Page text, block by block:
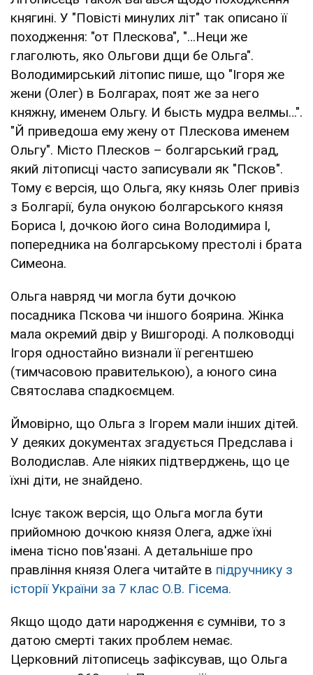
княгині. У "Повісті минулих літ" так описано її
походження: "от Плескова", "…Неци же
глаголють, яко Ольгови дщи бе Ольга".
Володимирський літопис пише, що "Ігоря же
жени (Олег) в Болгарах, поят же за него
княжну, именем Ольгу. И бысть мудра велмы…".
"Й приведоша ему жену от Плескова именем
Ольгу". Місто Плесков – болгарський град,
який літописці часто записували як "Псков".
Тому є версія, що Ольга, яку князь Олег привіз
з Болгарії, була онукою болгарського князя
Бориса I, дочкою його сина Володимира I,
попередника на болгарському престолі і брата
Симеона.
Ольга навряд чи могла бути дочкою
посадника Пскова чи іншого боярина. Жінка
мала окремий двір у Вишгороді. А полководці
Ігоря одностайно визнали її регентшею
(тимчасовою правителькою), а юного сина
Святослава спадкоємцем.
Ймовірно, що Ольга з Ігорем мали інших дітей.
У деяких документах згадується Предслава і
Володислав. Але ніяких підтверджень, що це
їхні діти, не знайдено.
Існує також версія, що Ольга могла бути
прийомною дочкою князя Олега, адже їхні
імена тісно пов'язані. А детальніше про
правління князя Олега читайте в підручнику з
історії України за 7 клас О.В. Гісема.
Якщо щодо дати народження є сумніви, то з
датою смерті таких проблем немає.
Церковний літописець зафіксував, що Ольга